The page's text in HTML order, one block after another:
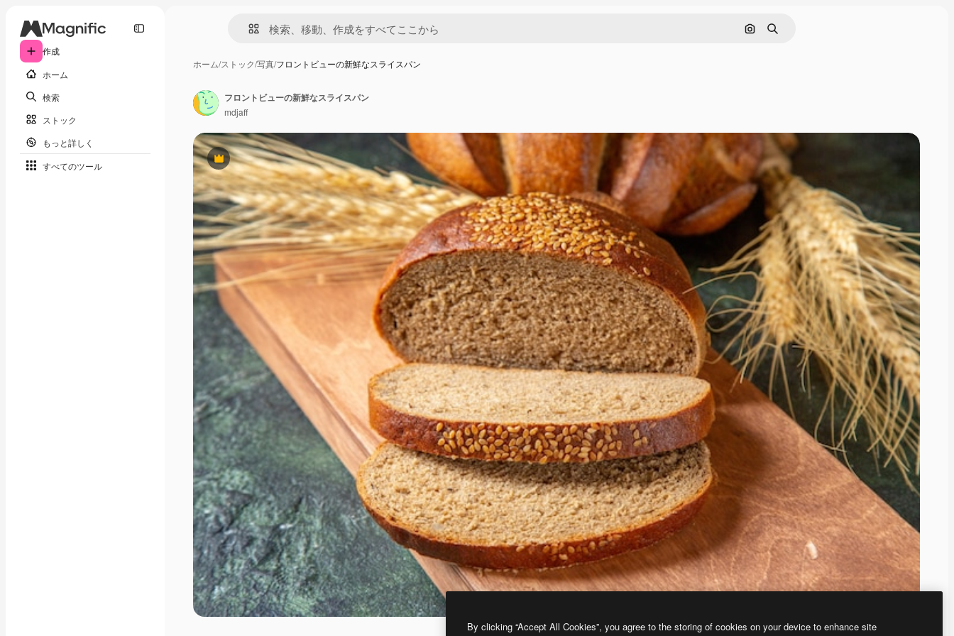
作成
ホーム
検索
ストック
もっと詳しく
すべてのツール
画像で検索
検索
ホーム/ストック/写真/フロントビューの新鮮なスライスパン
Premium
フロントビューの新鮮なスライスパン
mdjaff
By clicking “Accept All Cookies”, you agree to the storing of cookies on your device to enhance site